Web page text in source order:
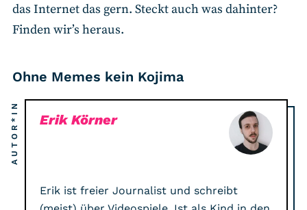
das Internet das gern. Steckt auch was dahinter?
Finden wir’s heraus.
Ohne Memes kein Kojima
AUTOR*IN Erik Körner
Erik ist freier Journalist und schreibt